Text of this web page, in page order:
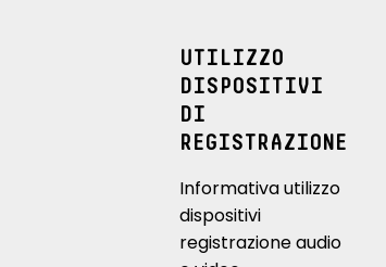
UTILIZZO
DISPOSITIVI
DI
REGISTRAZIONE
Informativa utilizzo
dispositivi
registrazione audio